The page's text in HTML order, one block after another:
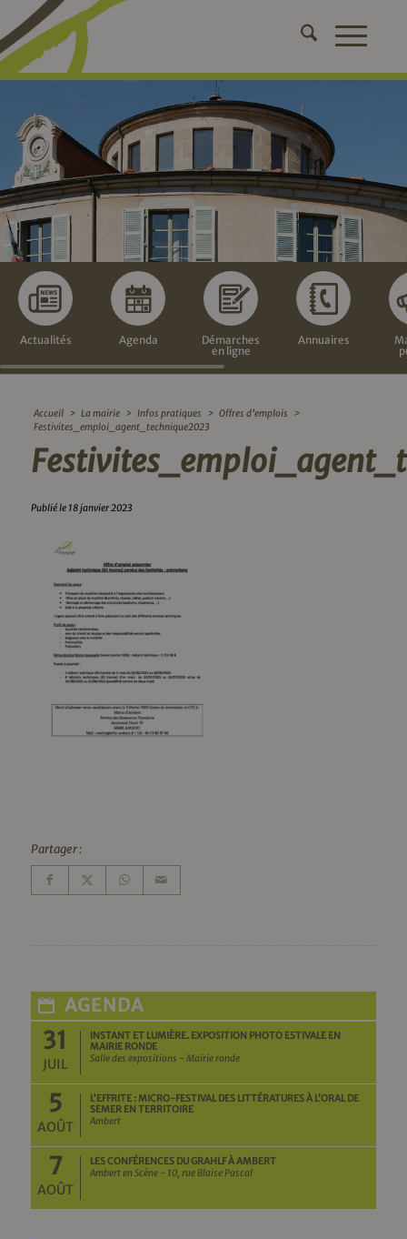
Actualités Agenda
Démarches
en ligne
Annuaires
Accueil > La mairie > Infos pratiques > Offres d’emplois
>
Festivites_emploi_agent_technique2023
Publié le 18 janvier 2023
Partager :
AGENDA
31
JUIL
INSTANT ET LUMIÈRE. EXPOSITION PHOTO ESTIVALE EN
MAIRIE RONDE
Salle des expositions - Mairie ronde
5
AOÛT
L’EFFRITE : MICRO-FESTIVAL DES LITTÉRATURES À L’ORAL DE
SEMER EN TERRITOIRE
Ambert
7
AOÛT
LES CONFÉRENCES DU GRAHLF À AMBERT
Ambert en Scène - 10, rue Blaise Pascal